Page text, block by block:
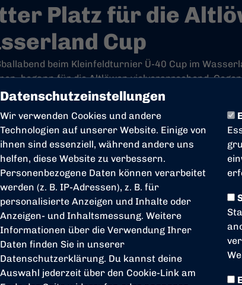
Datenschutzeinstellungen
Wir verwenden Cookies und andere
Technologien auf unserer Website. Einige von
ihnen sind essenziell, während andere uns
helfen, diese Website zu verbessern.
Personenbezogene Daten können verarbeitet
werden (z. B. IP-Adressen), z. B. für
personalisierte Anzeigen und Inhalte oder
Anzeigen- und Inhaltsmessung. Weitere
Informationen über die Verwendung Ihrer
Daten finden Sie in unserer
Datenschutzerklärung. Du kannst deine
Auswahl jederzeit über den Cookie-Link am
Platz für die
Cup
beim Kleinfeldturnier Ü-40 Cup im
begann für die Altlöwen vielversprechend.
ein verdienter 2:0-Erfolg. Die Treffer erzielten
Spiel trafen die Altlöwen auf die spielstarke
die Leistung aus dem Auftaktspiel an und ging
Wenig später führte jedoch ein unbedachtes
zu ihrem Spiel zurück – in dieser Partie wäre
Gruppenspiel wartete mit SSV Plittersdorf 2 der
entscheidenden Treffer erzielte erneut Michael
der Gruppenphase stand die Partie gegen
eine starke Leistung und gewann durch Tore
deutlich mit 4:0.
trafen die Altlöwen auf Fortuna Bonn 2, eine